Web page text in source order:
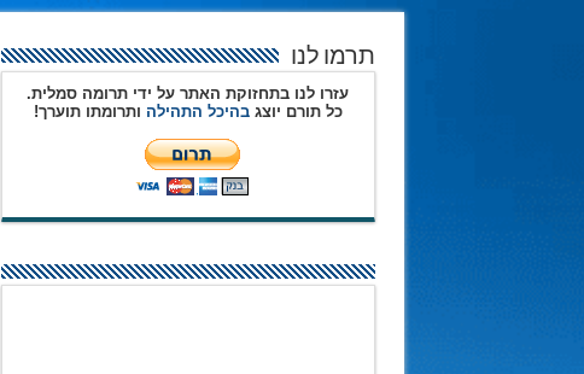
תרמו לנו
עזרו לנו בתחזוקת האתר על ידי תרומה סמלית.
כל תורם יוצגבהיכל התהילה ותרומתו תוערך!